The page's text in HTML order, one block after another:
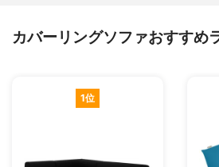
カバーリングソファおすすめ
1位